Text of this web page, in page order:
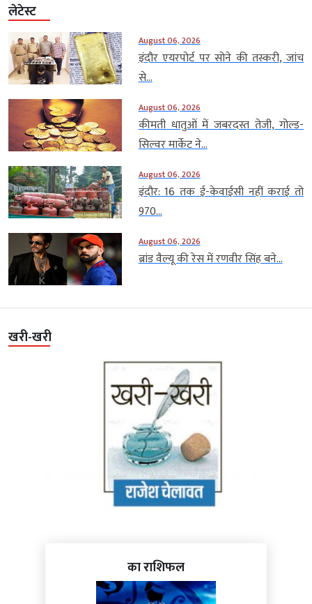
लेटेस्ट
August 06, 2026
इंदौर एयरपोर्ट पर सोने की तस्करी, जांच
से...
August 06, 2026
कीमती धातुओं में जबरदस्त तेजी, गोल्ड-
सिल्वर मार्केट ने...
August 06, 2026
इंदौर: 16 तक ई-केवाईसी नहीं कराई तो
970...
August 06, 2026
ब्रांड वैल्यू की रेस में रणवीर सिंह बने...
खरी-खरी
का राशिफल